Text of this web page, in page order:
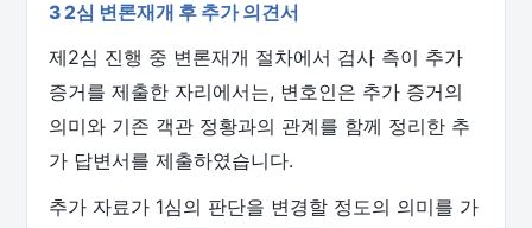
3 2심 변론재개 후 추가 의견서
제2심 진행 중 변론재개 절차에서 검사 측이 추가
증거를 제출한 자리에서는, 변호인은 추가 증거의
의미와 기존 객관 정황과의 관계를 함께 정리한 추
가 답변서를 제출하였습니다.
추가 자료가 1심의 판단을 변경할 정도의 의미를 가